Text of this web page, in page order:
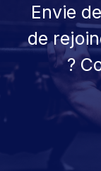
Envie
de
?